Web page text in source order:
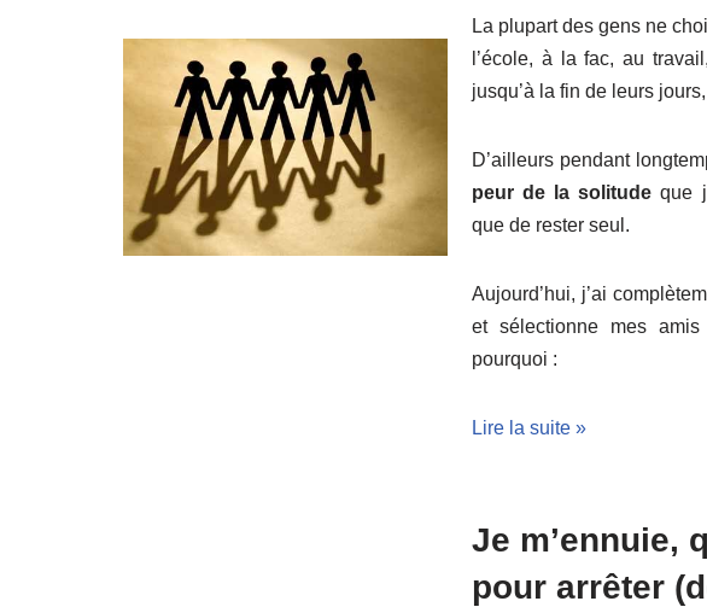
La plupart des gens ne
l’école, à la fac, au
jusqu’à la fin de leurs
D’ailleurs pendant
peur de la solitude que
que de rester seul.
Aujourd’hui, j’ai
et sélectionne mes
pourquoi :
Lire la suite »
Je m’ennuie,
pour arrêter